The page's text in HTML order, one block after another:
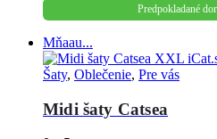
Predpokladané
Mňaau...
Šaty, Oblečenie, Pre vás
Midi šaty Catsea